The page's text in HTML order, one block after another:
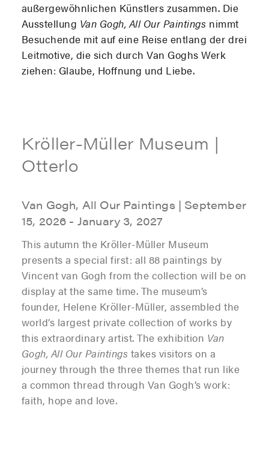
außergewöhnlichen Künstlers zusammen. Die
Ausstellung Van Gogh, All Our Paintings nimmt
Besuchende mit auf eine Reise entlang der drei
Leitmotive, die sich durch Van Goghs Werk
ziehen: Glaube, Hoffnung und Liebe.
Kröller-Müller Museum |
Otterlo
Van Gogh, All Our Paintings | September
15, 2026 - January 3, 2027
This autumn the Kröller-Müller Museum
presents a special first: all 88 paintings by
Vincent van Gogh from the collection will be on
display at the same time. The museum’s
founder, Helene Kröller-Müller, assembled the
world’s largest private collection of works by
this extraordinary artist. The exhibition Van
Gogh, All Our Paintings takes visitors on a
journey through the three themes that run like
a common thread through Van Gogh’s work:
faith, hope and love.